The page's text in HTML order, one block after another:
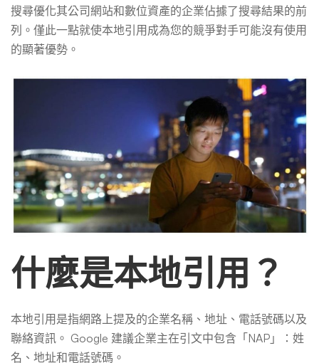
搜尋優化其公司網站和數位資產的企業佔據了搜尋結果的前
列。僅此一點就使本地引用成為您的競爭對手可能沒有使用
的顯著優勢。
什麼是本地引用？
本地引用是指網路上提及的企業名稱、地址、電話號碼以及
聯絡資訊。 Google 建議企業主在引文中包含「NAP」：姓
名、地址和電話號碼。